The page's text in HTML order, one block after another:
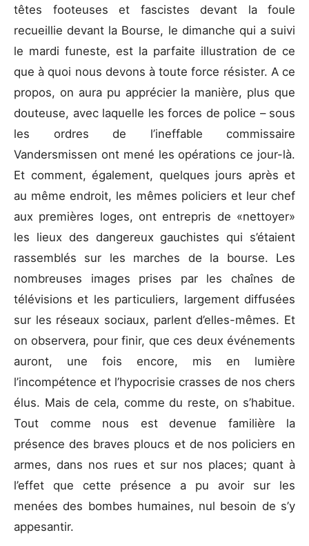
têtes footeuses et fascistes devant la foule
recueillie devant la Bourse, le dimanche qui a suivi
le mardi funeste, est la parfaite illustration de ce
que à quoi nous devons à toute force résister. A ce
propos, on aura pu apprécier la manière, plus que
douteuse, avec laquelle les forces de police – sous
les ordres de l’ineffable commissaire
Vandersmissen ont mené les opérations ce jour-là.
Et comment, également, quelques jours après et
au même endroit, les mêmes policiers et leur chef
aux premières loges, ont entrepris de «nettoyer»
les lieux des dangereux gauchistes qui s’étaient
rassemblés sur les marches de la bourse. Les
nombreuses images prises par les chaînes de
télévisions et les particuliers, largement diffusées
sur les réseaux sociaux, parlent d’elles-mêmes. Et
on observera, pour finir, que ces deux événements
auront, une fois encore, mis en lumière
l’incompétence et l’hypocrisie crasses de nos chers
élus. Mais de cela, comme du reste, on s’habitue.
Tout comme nous est devenue familière la
présence des braves ploucs et de nos policiers en
armes, dans nos rues et sur nos places; quant à
l’effet que cette présence a pu avoir sur les
menées des bombes humaines, nul besoin de s’y
appesantir.